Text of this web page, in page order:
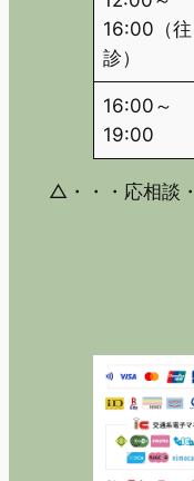
16:00（往
診）
16:00～
19:00
△・・・応相談